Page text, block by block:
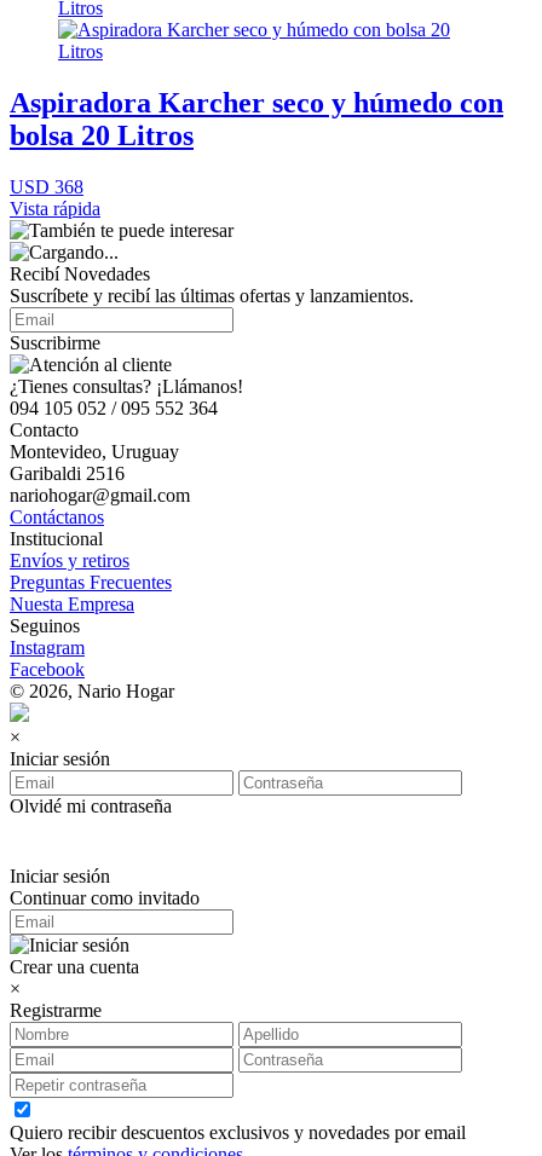
Aspiradora Karcher seco y húmedo con
bolsa 20 Litros
USD 368
Vista rápida
Recibí Novedades
Suscríbete y recibí las últimas ofertas y lanzamientos.
Suscribirme
¿Tienes consultas? ¡Llámanos!
094 105 052 / 095 552 364
Contacto
Montevideo, Uruguay
Garibaldi 2516
nariohogar@gmail.com
Contáctanos
Institucional
Envíos y retiros
Preguntas Frecuentes
Nuesta Empresa
Seguinos
Instagram
Facebook
© 2026, Nario Hogar
×
Iniciar sesión
Olvidé mi contraseña
Iniciar sesión
Continuar como invitado
Crear una cuenta
×
Registrarme
Quiero recibir descuentos exclusivos y novedades por email